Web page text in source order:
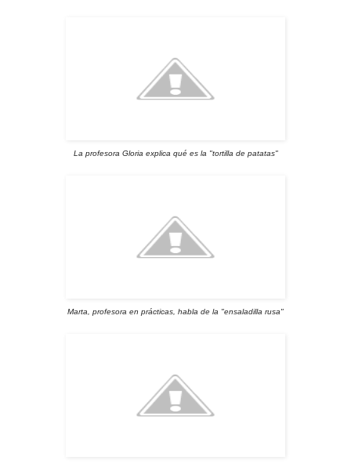
La profesora Gloria explica qué es la "tortilla de patatas"
Marta, profesora en prácticas, habla de la "ensaladilla rusa"